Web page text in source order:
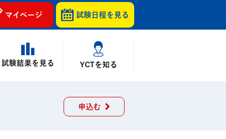
マイページ 試験日程を 見る
試験結果を見る YCTを知る
申込む